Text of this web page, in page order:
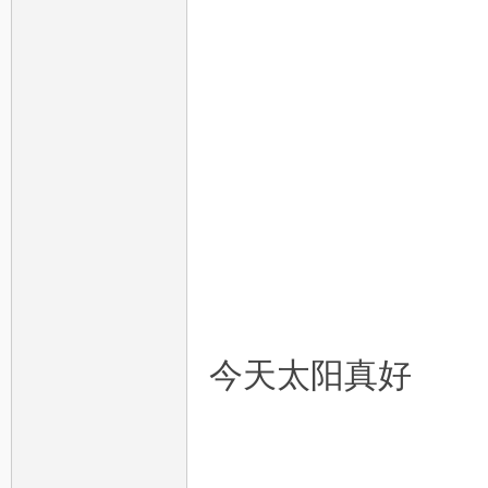
今天太阳真好